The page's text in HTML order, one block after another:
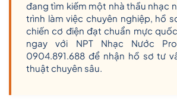
đang tìm kiếm một nhà thầu nhạc
trình làm việc chuyên nghiệp, hồ
chiến cơ điện đạt chuẩn mực
ngay với NPT Nhạc Nước
0904.891.688 để nhận hồ sơ tư
thuật chuyên sâu.